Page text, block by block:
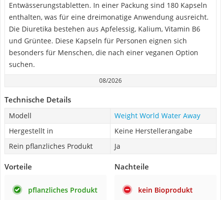
Entwässerungstabletten. In einer Packung sind 180 Kapseln
enthalten, was für eine dreimonatige Anwendung ausreicht.
Die Diuretika bestehen aus Apfelessig, Kalium, Vitamin B6
und Grüntee. Diese Kapseln für Personen eignen sich
besonders für Menschen, die nach einer veganen Option
suchen.
08/2026
Technische Details
Modell
Weight World Water Away
Hergestellt in
Keine Herstellerangabe
Rein pflanzliches Produkt
Ja
Vorteile
pflanzliches Produkt
Nachteile
kein Bioprodukt